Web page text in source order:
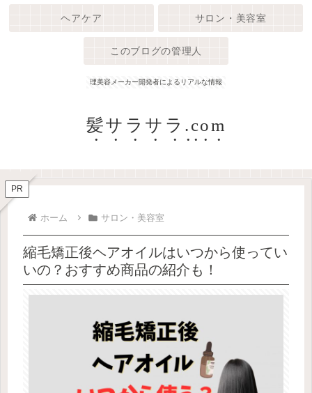
理美容メーカー開発者によるリアルな情報
髪サラサラ.com
ヘアケア サロン・美容室
このブログの管理人
PR
ホーム サロン・美容室
縮毛矯正後ヘアオイルはいつから使ってい
いの？おすすめ商品の紹介も！